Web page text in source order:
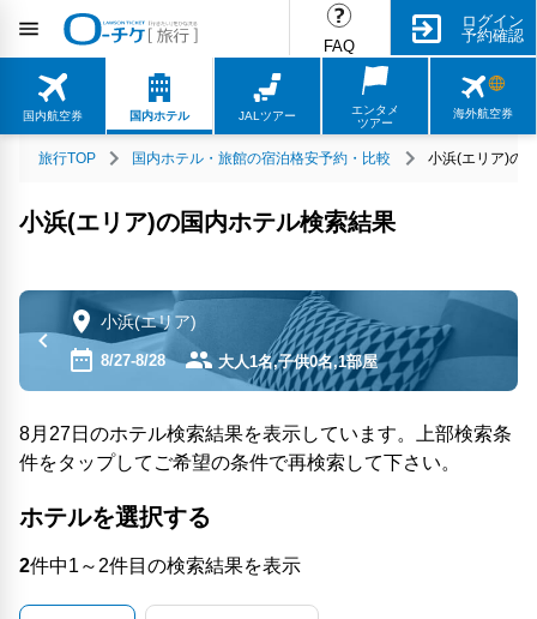
FAQ
ログイン
予約確認
国内航空券 国内ホテル JALツアー
エンタメ
ツアー
海外航空券
旅行TOP 国内ホテル・旅館の宿泊格安予約・比較 小浜(エリア)の
小浜(エリア)の国内ホテル検索結果
小浜(エリア)
8/27-8/28 大人1名,子供0名,1部屋
8月27日のホテル検索結果を表示しています。上部検索条
件をタップしてご希望の条件で再検索して下さい。
ホテルを選択する
2件中1～2件目の検索結果を表示